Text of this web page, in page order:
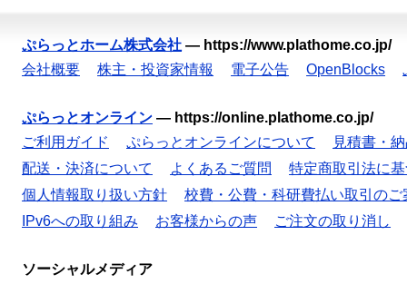
ぷらっとホーム株式会社 — https://www.plathome.co.jp/
会社概要
株主・投資家情報 電子公告 OpenBlocks
ぷらっとオンライン — https://online.plathome.co.jp/
ご利用ガイド
ぷらっとオンラインについて
見積書・
配送・決済について
よくあるご質問
特定商取引法に
個人情報取り扱い方針
校費・公費・科研費払い取引のご
IPv6への取り組み
お客様からの声 ご注文の取り消し
ソーシャルメディア